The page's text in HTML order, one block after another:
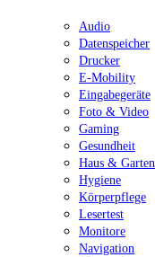
Audio
Datenspeicher
Drucker
E-Mobility
Eingabegeräte
Foto & Video
Gaming
Gesundheit
Haus & Garten
Hygiene
Körperpflege
Lesertest
Monitore
Navigation